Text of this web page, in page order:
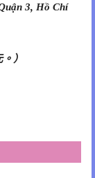
3, Hồ Chí
）